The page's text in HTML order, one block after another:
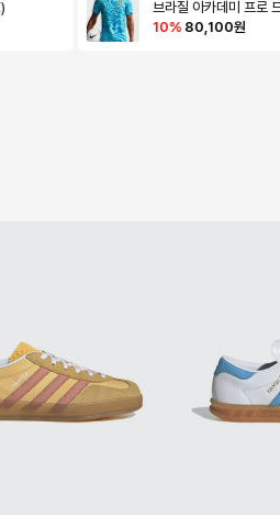
브라질 아카데미 프로
타:라이트 포토 블루:
10% 80,100원